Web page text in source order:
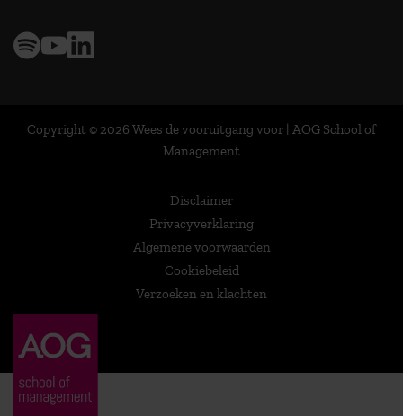
Copyright © 2026 Wees de vooruitgang voor | AOG School of
Management
Disclaimer
Privacyverklaring
Algemene voorwaarden
Cookiebeleid
Verzoeken en klachten